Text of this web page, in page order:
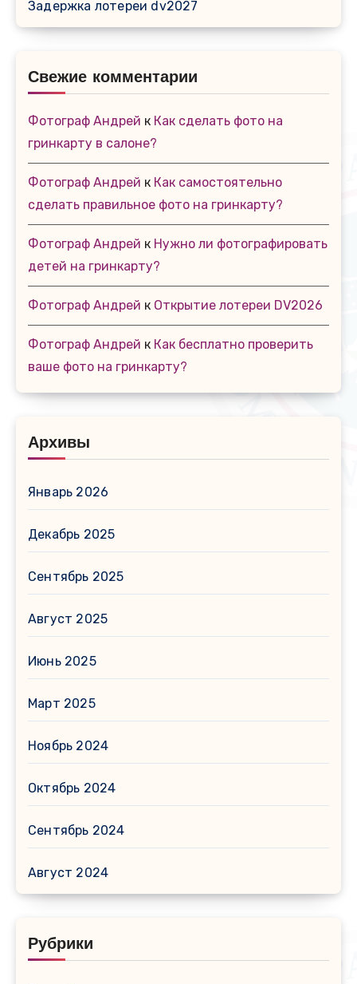
Задержка лотереи dv2027
Свежие комментарии
Фотограф Андрей к Как сделать фото на
гринкарту в салоне?
Фотограф Андрей к Как самостоятельно
сделать правильное фото на гринкарту?
Фотограф Андрей к Нужно ли фотографировать
детей на гринкарту?
Фотограф Андрей к Открытие лотереи DV2026
Фотограф Андрей к Как бесплатно проверить
ваше фото на гринкарту?
Архивы
Январь 2026
Декабрь 2025
Сентябрь 2025
Август 2025
Июнь 2025
Март 2025
Ноябрь 2024
Октябрь 2024
Сентябрь 2024
Август 2024
Рубрики